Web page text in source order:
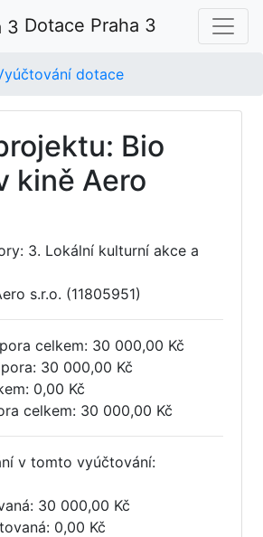
Dotace Praha 3
dotace
Bio
kině Aero
3. Lokální kulturní akce a
s.r.o. (11805951)
celkem: 30 000,00 Kč
30 000,00 Kč
0,00 Kč
celkem: 30 000,00 Kč
v tomto vyúčtování:
30 000,00 Kč
0,00 Kč